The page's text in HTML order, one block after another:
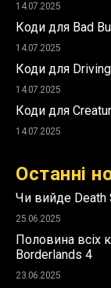
14.07.2025
Коди для Bad
14.07.2025
Коди для
14.07.2025
Коди для
14.07.2025
Останні
Чи вийде Death
25.06.2025
Половина всіх
Borderlands 4
23.06.2025